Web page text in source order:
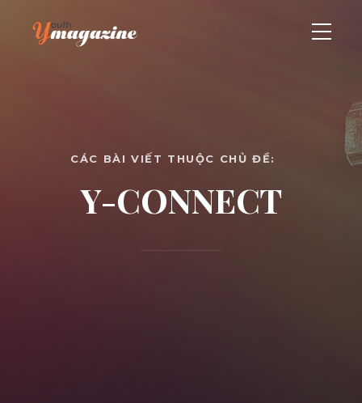
CÁC BÀI VIẾT THUỘC CHỦ ĐỀ:
Y-CONNECT